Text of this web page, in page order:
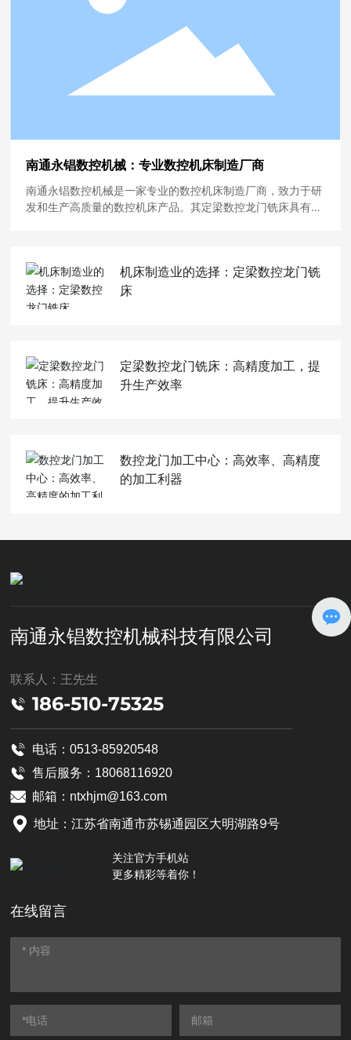
南通永锠数控机械：专业数控机床制造厂商
南通永锠数控机械是一家专业的数控机床制造厂商，致力于研
发和生产高质量的数控机床产品。其定梁数控龙门铣床具有卓
备受推崇，如果您正在寻找一款优质的数控龙门铣床，不妨考
虑南通永锠数控机械的定梁数控龙门铣床。
机床制造业的选择：定梁数控龙门铣
床
定梁数控龙门铣床：高精度加工，提
升生产效率
数控龙门加工中心：高效率、高精度
的加工利器
南通永锠数控机械科技有限公司
联系人：王先生
186-510-75325
电话：0513-85920548
售后服务： 18068116920
邮箱： ntxhjm@163.com
地址：江苏省南通市苏锡通园区大明湖路9号
关注官方手机站
更多精彩等着你！
在线留言